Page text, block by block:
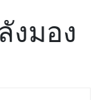
งมอง